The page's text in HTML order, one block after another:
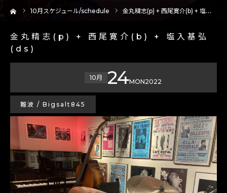
10月スケジュール/schedule 金丸精志(p) + 西尾寛介(b) + 塩入基弘(ds)
金丸精志(p) + 西尾寛介(b) + 塩入基弘
(ds)
10月 24MON2022
難波 / Bigsalt845